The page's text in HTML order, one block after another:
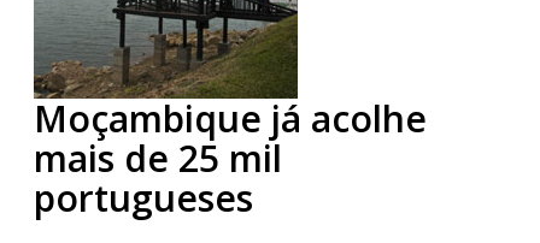
Moçambique já acolhe
mais de 25 mil
portugueses